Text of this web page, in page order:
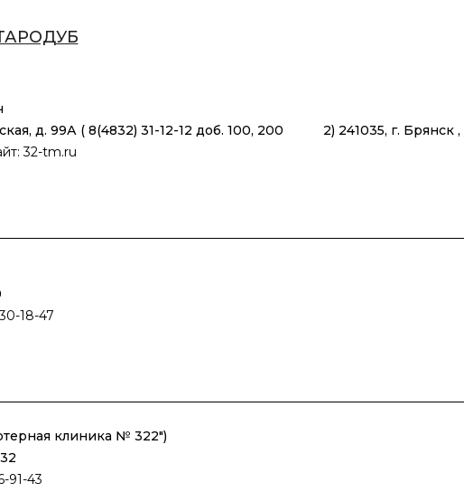
д. 99А ( 8(4832) 31-12-12 доб. 100, 200 2) 241035, г. Брянск
32-tm.ru
18-47
клиника № 322")
91-43